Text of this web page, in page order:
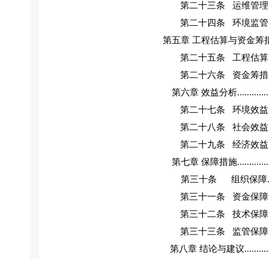
第二十三条
运维管理
第二十四条
环境监管
第五章 工程估算与资金筹
第二十五条
工程估算
第二十六条
资金筹措
第六章 效益分析
第二十七条
环境效益
第二十八条
社会效益
第二十九条
经济效益
第七章 保障措施
第三十条
组织保障
第三十一条
资金保障
第三十二条
技术保障
第三十三条
监管保障
第八章 结论与建议